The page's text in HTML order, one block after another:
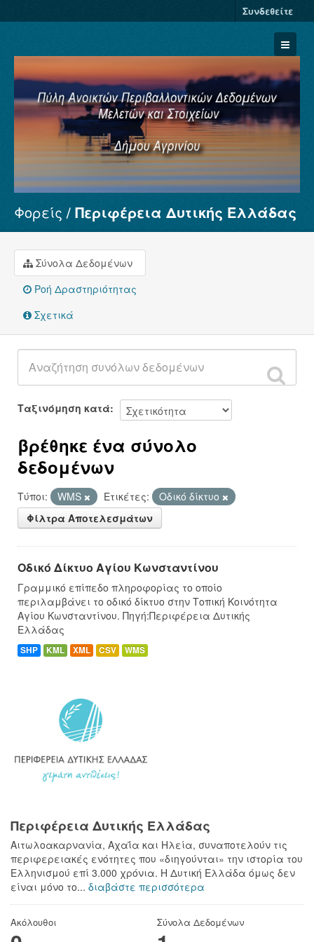
Συνδεθείτε
Σύνολα Δεδομένων
Φορείς
Ομάδες
Σχετικά
Φορείς Περιφέρεια Δυτικής Ελλάδας
Σύνολα Δεδομένων
Ροή Δραστηριότητας
Σχετικά
Ταξινόμηση κατά
βρέθηκε ένα σύνολο
δεδομένων
Τύποι: WMS Ετικέτες:
Οδικό δίκτυο
Φίλτρα Αποτελεσμάτων
Οδικό Δίκτυο Αγίου Κωνσταντίνου
Γραμμικό επίπεδο πληροφορίας το οποίο
περιλαμβάνει το οδικό δίκτυο στην Τοπική Κοινότητα
Αγίου Κωνσταντίνου. Πηγή:Περιφέρεια Δυτικής
Ελλάδας
SHP KML XML CSV WMS
Περιφέρεια Δυτικής Ελλάδας
Αιτωλοακαρνανία, Αχαΐα και Ηλεία, συναποτελούν τις
περιφερειακές ενότητες που «διηγούνται» την ιστορία του
Ελληνισμού επί 3.000 χρόνια. Η Δυτική Ελλάδα όμως δεν
είναι μόνο το... διαβάστε περισσότερα
Ακόλουθοι Σύνολα Δεδομένων